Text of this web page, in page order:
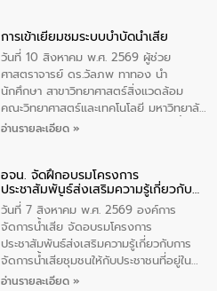
ความรู้แก่นักเรียนชั้นมัธยมปีที่ 1 โรงเรียน
วัดสว่างอารมณ์ ในเขตเทศบาลตำบลราไวย์
เพื่อส่งเสริมความรู้ด้านการจัดการน้ำเสีย
การบำบัดน้ำเสียเบื้องต้นในครัวเรือน และ
สร้างจิตสำนึกในการอนุรักษ์สิ่งแวดล้อม ใน
การนี้ นายเทมส์ ไกรทัศน์ นายกเทศมนตรี
การเข้าเยี่ยมชมระบบบำบัดน้ำเสีย
วันที่ 10 สิงหาคม พ.ศ. 2569 ผู้ช่วย
ศาสตราจารย์ ดร.วัลภพ ทาทอง นำ
นักศึกษา สาขาวิทยาศาสตร์สิ่งแวดล้อม
คณะวิทยาศาสตร์และเทคโนโลยี มหาวิทยาลัย
ราชภัฏเลย เข้าศึกษาดูงานระบบบำบัดน้ำเสีย
วิศวกร ให้การต้อนรับ และบรรยายให้ความ
รู้
อ่านรายละเอียด »
อจน. จัดฝึกอบรมโครงการ
ประชาสัมพันธ์ส่งเสริมความรู้เกี่ยวกับ
การจัดการน้ำเสีย
วันที่ 7 สิงหาคม พ.ศ. 2569 องค์การ
จัดการน้ำเสีย จัดอบรมโครงการ
ประชาสัมพันธ์ส่งเสริมความรู้เกี่ยวกับการ
จัดการน้ำเสียชุมชนให้กับประชาชนที่อยู่ใน
เขตพื้นที่เทศบาลเมืองอุทัยธานี จำนวน 100
อ่านรายละเอียด »